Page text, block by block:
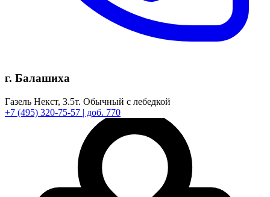
г. Балашиха
Газель Некст, 3.5т. Обычный с лебедкой
+7 (495) 320-75-57 | доб. 770